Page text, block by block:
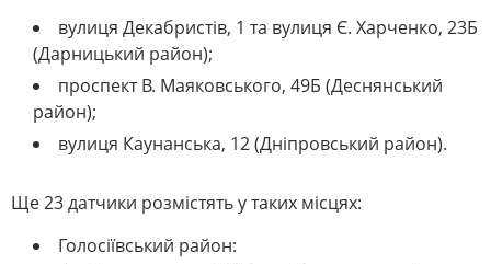
вулиця Декабристів, 1 та вулиця Є. Харченко, 23Б
(Дарницький район);
проспект В. Маяковського, 49Б (Деснянський
район);
вулиця Каунанська, 12 (Дніпровський район).
Ще 23 датчики розмістять у таких місцях:
Голосіївський район: